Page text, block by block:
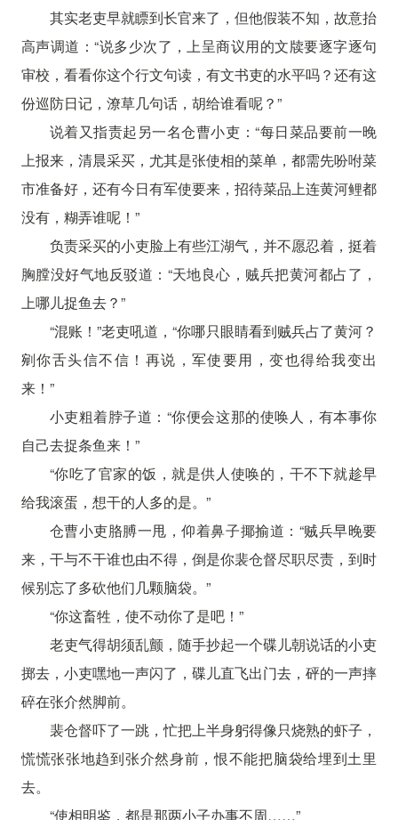
其实老吏早就瞟到长官来了，但他假装不知，故意抬
高声调道：“说多少次了，上呈商议用的文牍要逐字逐句
审校，看看你这个行文句读，有文书吏的水平吗？还有这
份巡防日记，潦草几句话，胡给谁看呢？”
说着又指责起另一名仓曹小吏：“每日菜品要前一晚
上报来，清晨采买，尤其是张使相的菜单，都需先吩咐菜
市准备好，还有今日有军使要来，招待菜品上连黄河鲤都
没有，糊弄谁呢！”
负责采买的小吏脸上有些江湖气，并不愿忍着，挺着
胸膛没好气地反驳道：“天地良心，贼兵把黄河都占了，
上哪儿捉鱼去？”
“混账！”老吏吼道，“你哪只眼睛看到贼兵占了黄河？
剜你舌头信不信！再说，军使要用，变也得给我变出
来！”
小吏粗着脖子道：“你便会这那的使唤人，有本事你
自己去捉条鱼来！”
“你吃了官家的饭，就是供人使唤的，干不下就趁早
给我滚蛋，想干的人多的是。”
仓曹小吏胳膊一甩，仰着鼻子揶揄道：“贼兵早晚要
来，干与不干谁也由不得，倒是你裴仓督尽职尽责，到时
候别忘了多砍他们几颗脑袋。”
“你这畜牲，使不动你了是吧！”
老吏气得胡须乱颤，随手抄起一个碟儿朝说话的小吏
掷去，小吏嘿地一声闪了，碟儿直飞出门去，砰的一声摔
碎在张介然脚前。
裴仓督吓了一跳，忙把上半身躬得像只烧熟的虾子，
慌慌张张地趋到张介然身前，恨不能把脑袋给埋到土里
去。
“使相明鉴，都是那两小子办事不周……”